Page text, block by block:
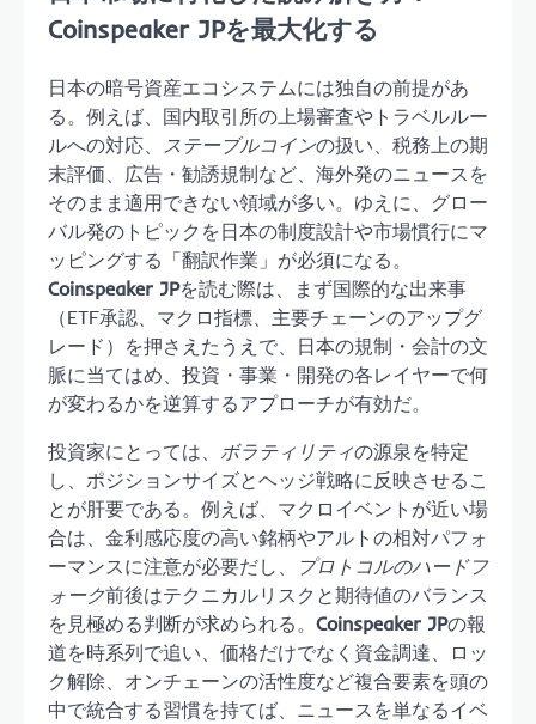
Coinspeaker JPを最大化する
日本の暗号資産エコシステムには独自の前提があ
る。例えば、国内取引所の上場審査やトラベルルー
ルへの対応、 ステーブルコインの扱い、税務上の期
末評価、広告・勧誘規制など、海外発のニュースを
そのまま適用できない領域が多い。ゆえに、グロー
バル発のトピックを日本の制度設計や市場慣行にマ
ッピングする「翻訳作業」が必須になる。
Coinspeaker JPを読む際は、まず国際的な出来事
（ETF承認、マクロ指標、主要チェーンのアップグ
レード）を押さえたうえで、日本の規制・会計の文
脈に当てはめ、投資・事業・開発の各レイヤーで何
が変わるかを逆算するアプローチが有効だ。
投資家にとっては、 ボラティリティの源泉を特定
し、ポジションサイズとヘッジ戦略に反映させるこ
とが肝要である。例えば、マクロイベントが近い場
合は、金利感応度の高い銘柄やアルトの相対パフォ
ーマンスに注意が必要だし、
プロトコルのハードフ
ォーク前後はテクニカルリスクと期待値のバランス
を見極める判断が求められる。 Coinspeaker JPの報
道を時系列で追い、価格だけでなく資金調達、ロッ
ク解除、オンチェーンの活性度など複合要素を頭の
中で統合する習慣を持てば、ニュースを単なるイベ